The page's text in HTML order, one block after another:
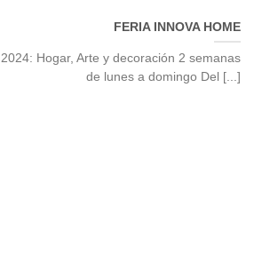
FERIA INNOVA HOME
Hogar, Arte y decoración 2 semanas
de lunes a domingo Del [...]